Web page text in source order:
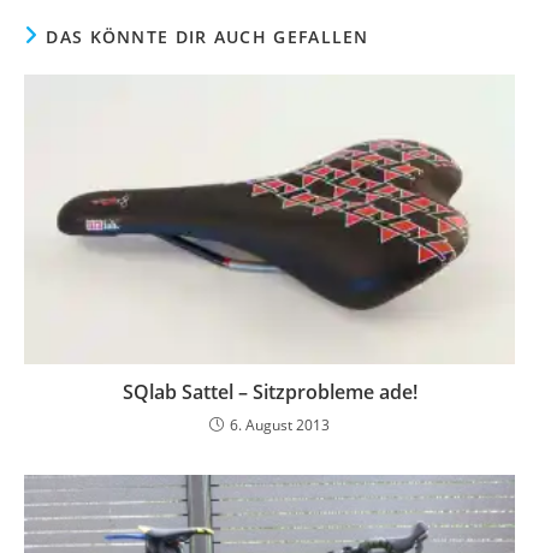
DAS KÖNNTE DIR AUCH GEFALLEN
SQlab Sattel – Sitzprobleme ade!
6. August 2013